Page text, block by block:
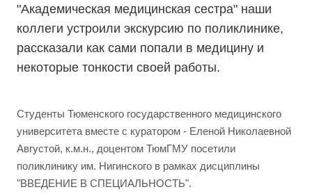
"Академическая медицинская сестра" наши
коллеги устроили экскурсию по поликлинике,
рассказали как сами попали в медицину и
некоторые тонкости своей работы.
Студенты Тюменского государственного медицинского
университета вместе с куратором - Еленой Николаевной
Августой, к.м.н., доцентом ТюмГМУ посетили
поликлинику им. Нигинского в рамках дисциплины
"ВВЕДЕНИЕ В СПЕЦИАЛЬНОСТЬ".